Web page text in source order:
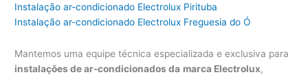
Instalação ar-condicionado Electrolux Pirituba
Instalação ar-condicionado Electrolux Freguesia do Ó
Mantemos uma equipe técnica especializada e exclusiva para
instalações de ar-condicionados da marca Electrolux,